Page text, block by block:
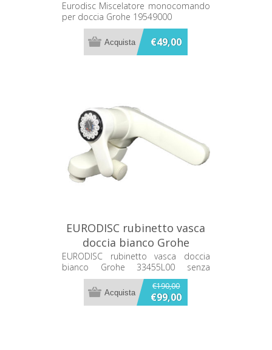
gruppo di insonorizzazione secondo
DIN 4109 Colore cromo
Grohe 19549000
Eurodisc Miscelatore monocomando
per doccia Grohe 19549000
€49,00
EURODISC rubinetto vasca
doccia bianco Grohe
33455L00
EURODISC rubinetto vasca doccia
bianco Grohe 33455L00 senza
dotazione doccia colore bianco
€190,00
€99,00